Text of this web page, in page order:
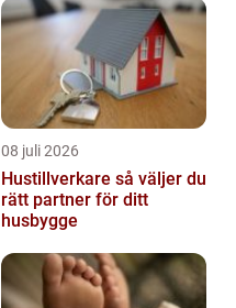
08 juli 2026
Hustillverkare så väljer du
rätt partner för ditt
husbygge